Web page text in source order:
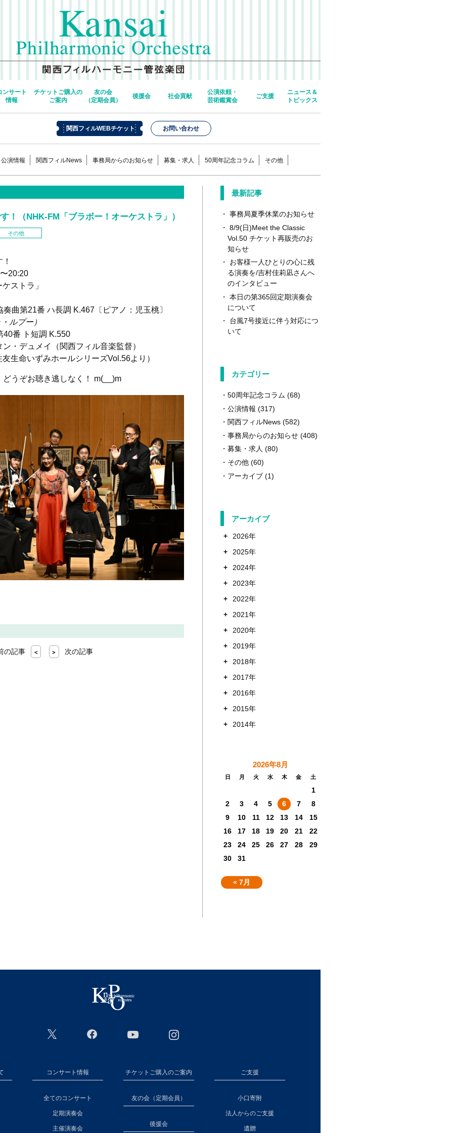
ンサート
情報
チケットご購入の
ご案内
友の会
（定期会員）
後援会 社会貢献
公演依頼・
芸術鑑賞会
ご支援
ニュース＆
トピックス
関西フィルWEBチケット お問い合わせ
公演情報 関西フィルNews 事務局からのお知らせ 募集・求人 50周年記念コラム その他
！（NHK-FM「ブラボー！オーケストラ」）
その他
20:20
ストラ」
奏曲第21番 ハ長調 K.467〔ピアノ：児玉桃〕
ルプー）
40番 ト短調 K.550
・デュメイ（関西フィル音楽監督）
生命いずみホールシリーズVol.56より）
うぞお聴き逃しなく！ m(__)m
の記事 < > 次の記事
最新記事
事務局夏季休業のお知らせ
8/9(日)Meet the Classic
Vol.50 チケット再販売のお
知らせ
お客様一人ひとりの心に残
る演奏を/吉村佳莉凪さんへ
のインタビュー
本日の第365回定期演奏会
について
台風7号接近に伴う対応につ
いて
カテゴリー
50周年記念コラム (68)
公演情報 (317)
関西フィルNews (582)
事務局からのお知らせ (408)
募集・求人 (80)
その他 (60)
アーカイブ (1)
アーカイブ
+
2026年
+
2025年
+
2024年
+
2023年
+
2022年
+
2021年
+
2020年
+
2019年
+
2018年
+
2017年
+
2016年
+
2015年
+
2014年
2026年8月
日 月 火 水 木 金 土
« 7月
1
2
3 4 5 6 7
8
9
10 11 12 13 14
15
16
17 18 19 20 21
22
23
24 25 26 27 28
29
30
31
コンサート情報
全てのコンサート
定期演奏会
主催演奏会
チケットご購入のご案内
友の会（定期会員）
後援会
ご支援
小口寄附
法人からのご支援
遺贈